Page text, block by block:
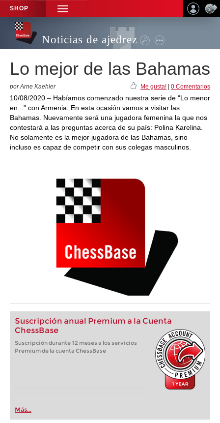
SHOP
TOGGLE
NAVIGATION
Noticias de ajedrez
Lo mejor de las Bahamas
por Arne Kaehler Me gusta! 0 Comentarios
10/08/2020 – Habíamos comenzado nuestra serie de "Lo menor
en..." con Armenia. En esta ocasión vamos a visitar las
Bahamas. Nuevamente será una jugadora femenina la que nos
contestará a las preguntas acerca de su país: Polina Karelina.
No solamente es la mejor jugadora de las Bahamas, sino
incluso es capaz de competir con sus colegas masculinos.
Suscripción anual Premium a la Cuenta
ChessBase
Suscripción durante 12 meses a los servicios
Premium de la cuenta ChessBase
Más...